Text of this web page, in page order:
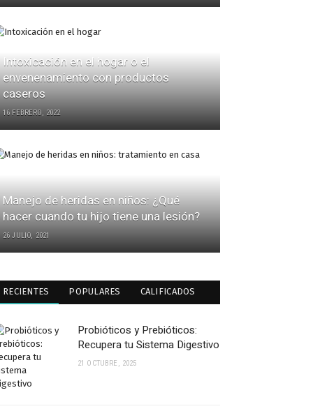
Intoxicación en el hogar o el
envenenamiento con productos
caseros
16 FEBRERO, 2022
Manejo de heridas en niños: ¿Qué
hacer cuando tu hijo tiene una lesión?
26 JULIO, 2021
RECIENTES POPULARES CALIFICADOS
Probióticos y Prebióticos:
Recupera tu Sistema Digestivo
21 OCTUBRE, 2025